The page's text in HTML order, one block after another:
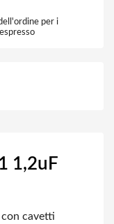
per i
1,2uF
cavetti